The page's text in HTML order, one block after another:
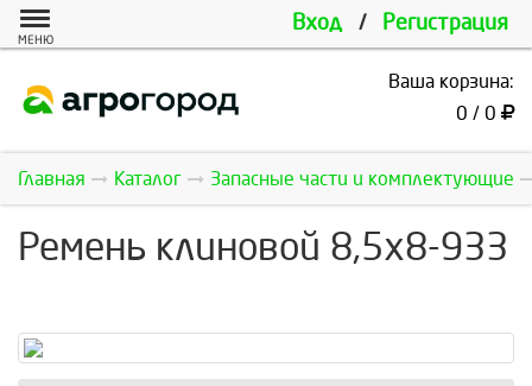
Вход / Регистрация
МЕНЮ
Ваша корзина:
0 / 0
Главная Каталог Запасные части и комплектующие
Ремень клиновой 8,5х8-933